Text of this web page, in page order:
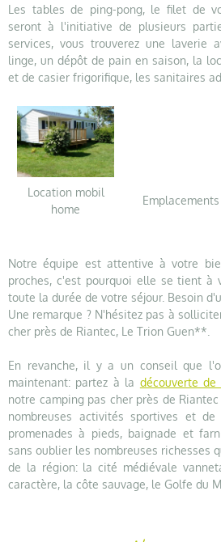
Les tables de ping-pong, le filet de
seront à l'initiative de plusieurs
services, vous trouverez une laverie
linge, un dépôt de pain en saison, la
et de casier frigorifique, les sanitaires
Location mobil
home
Emplacements
Notre équipe est attentive à votre
proches, c'est pourquoi elle se tient à
toute la durée de votre séjour. Besoin
Une remarque ? N'hésitez pas à
cher près de Riantec, Le Trion Guen**.
En revanche, il y a un conseil que
maintenant: partez à la découverte
notre camping pas cher près de
nombreuses activités sportives et
promenades à pieds, baignade et
sans oublier les nombreuses richesses
de la région: la cité médiévale
caractère, la côte sauvage, le Golfe du